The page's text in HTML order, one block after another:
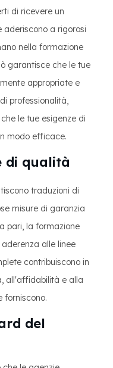
di ricevere un
aderiscono a rigorosi
nella formazione
garantisce che le tue
appropriate e
professionalità,
le tue esigenze di
modo efficace.
di qualità
traduzioni di
misure di garanzia
pari, la formazione
alle linee
contribuiscono in
all'affidabilità e alla
forniscono.
del